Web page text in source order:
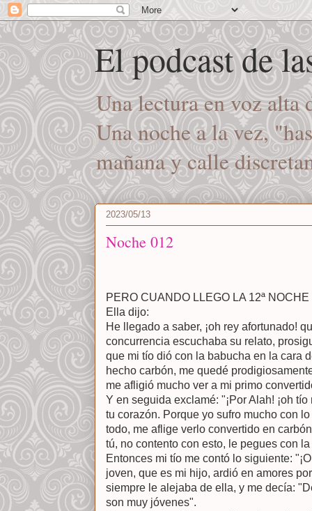
El podcast de
Una lectura en voz alta
Una noche a la vez,
mañana y calle
2023/05/13
Noche 012
PERO CUANDO LLEGO LA 12ª NOCHE
Ella dijo:
He llegado a saber, ¡oh rey afortunado!
concurrencia escuchaba su relato,
que mi tío dió con la babucha en la cara
hecho carbón, me quedé
me afligió mucho ver a mi primo
Y en seguida exclamé: "¡Por Alah! ¡oh
tu corazón. Porque yo sufro mucho con
todo, me aflige verlo convertido en
tú, no contento con esto, le pegues con
Entonces mi tío me contó lo siguiente:
joven, que es mi hijo, ardió en amores
siempre le alejaba de ella, y me decía:
son muy jóvenes".